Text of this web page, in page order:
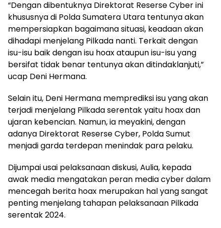
“Dengan dibentuknya Direktorat Reserse Cyber ini
khususnya di Polda Sumatera Utara tentunya akan
mempersiapkan bagaimana situasi, keadaan akan
dihadapi menjelang Pilkada nanti. Terkait dengan
isu-isu baik dengan isu hoax ataupun isu-isu yang
bersifat tidak benar tentunya akan ditindaklanjuti,”
ucap Deni Hermana.
Selain itu, Deni Hermana memprediksi isu yang akan
terjadi menjelang Pilkada serentak yaitu hoax dan
ujaran kebencian. Namun, ia meyakini, dengan
adanya Direktorat Reserse Cyber, Polda Sumut
menjadi garda terdepan menindak para pelaku.
Dijumpai usai pelaksanaan diskusi, Aulia, kepada
awak media mengatakan peran media cyber dalam
mencegah berita hoax merupakan hal yang sangat
penting menjelang tahapan pelaksanaan Pilkada
serentak 2024.